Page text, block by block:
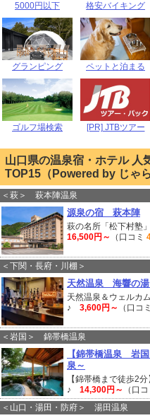
5000円以下 格安バイキング
グランピング ペットと泊まる
ゴルフ場検索 [PR] JTBツアー
山口県の温泉宿・ホテル 人
TOP15（Powered by じゃら
＜萩＞ 萩本陣温泉
源泉の宿 萩本陣
萩の名所「松下村塾
16,500円～
（口コミ
＜下関・長府・川棚＞
天然温泉 海響の
天然温泉＆ウェルカ
♪ 3,600円～ （口コミ
＜岩国＞ 錦帯橋温泉
【錦帯橋温泉 岩
泉～
【錦帯橋まで徒歩2
♪ 14,300円～ （口コ
＜山口・湯田・防府＞ 湯田温泉